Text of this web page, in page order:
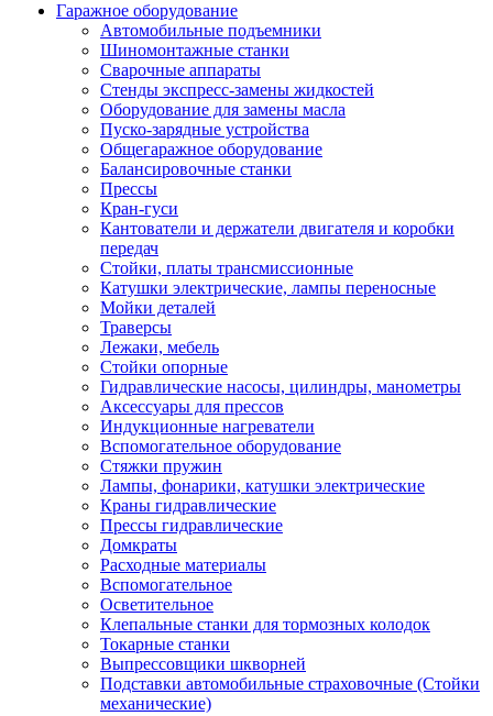
Гаражное оборудование
Автомобильные подъемники
Шиномонтажные станки
Сварочные аппараты
Стенды экспресс-замены жидкостей
Оборудование для замены масла
Пуско-зарядные устройства
Общегаражное оборудование
Балансировочные станки
Прессы
Кран-гуси
Кантователи и держатели двигателя и коробки
передач
Стойки, платы трансмиссионные
Катушки электрические, лампы переносные
Мойки деталей
Траверсы
Лежаки, мебель
Стойки опорные
Гидравлические насосы, цилиндры, манометры
Аксессуары для прессов
Индукционные нагреватели
Вспомогательное оборудование
Стяжки пружин
Лампы, фонарики, катушки электрические
Краны гидравлические
Прессы гидравлические
Домкраты
Расходные материалы
Вспомогательное
Осветительное
Клепальные станки для тормозных колодок
Токарные станки
Выпрессовщики шкворней
Подставки автомобильные страховочные (Стойки
механические)